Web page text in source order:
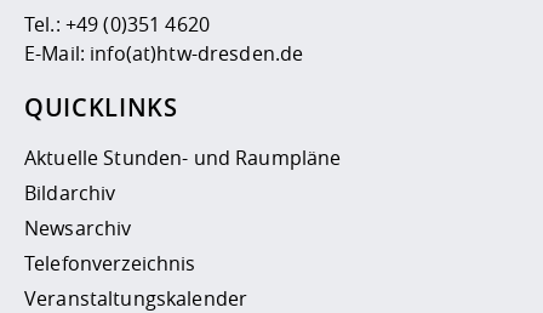
Tel.: +49 (0)351 4620
E-Mail: info(at)htw-dresden.de
QUICKLINKS
Aktuelle Stunden- und Raumpläne
Bildarchiv
Newsarchiv
Telefonverzeichnis
Veranstaltungskalender